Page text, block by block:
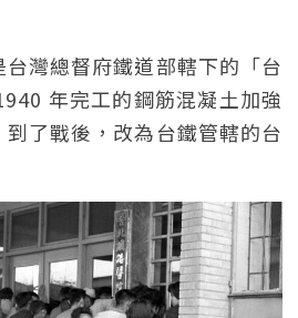
灣總督府鐵道部轄下的「台
年完工的鋼筋混凝土加強
了戰後，改為台鐵管轄的台